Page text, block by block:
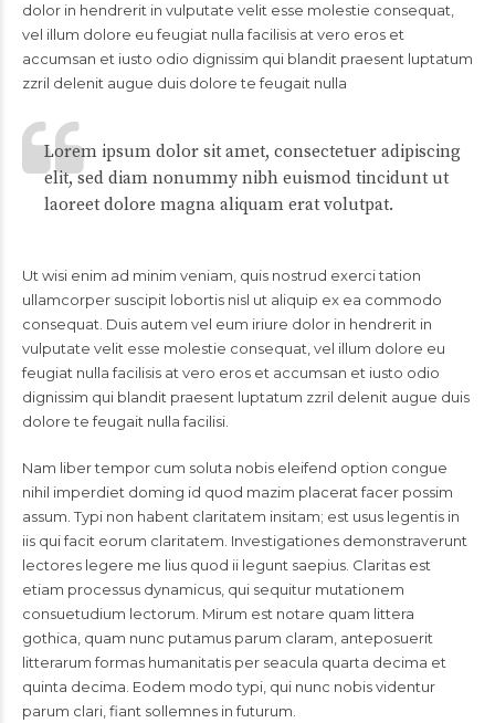
dolor in hendrerit in vulputate velit esse molestie consequat,
vel illum dolore eu feugiat nulla facilisis at vero eros et
accumsan et iusto odio dignissim qui blandit praesent luptatum
zzril delenit augue duis dolore te feugait nulla
Lorem ipsum dolor sit amet, consectetuer adipiscing
elit, sed diam nonummy nibh euismod tincidunt ut
laoreet dolore magna aliquam erat volutpat.
Ut wisi enim ad minim veniam, quis nostrud exerci tation
ullamcorper suscipit lobortis nisl ut aliquip ex ea commodo
consequat. Duis autem vel eum iriure dolor in hendrerit in
vulputate velit esse molestie consequat, vel illum dolore eu
feugiat nulla facilisis at vero eros et accumsan et iusto odio
dignissim qui blandit praesent luptatum zzril delenit augue duis
dolore te feugait nulla facilisi.
Nam liber tempor cum soluta nobis eleifend option congue
nihil imperdiet doming id quod mazim placerat facer possim
assum. Typi non habent claritatem insitam; est usus legentis in
iis qui facit eorum claritatem. Investigationes demonstraverunt
lectores legere me lius quod ii legunt saepius. Claritas est
etiam processus dynamicus, qui sequitur mutationem
consuetudium lectorum. Mirum est notare quam littera
gothica, quam nunc putamus parum claram, anteposuerit
litterarum formas humanitatis per seacula quarta decima et
quinta decima. Eodem modo typi, qui nunc nobis videntur
parum clari, fiant sollemnes in futurum.